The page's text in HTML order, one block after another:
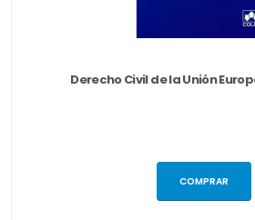
Derecho Civil de la Unión
COMPRAR